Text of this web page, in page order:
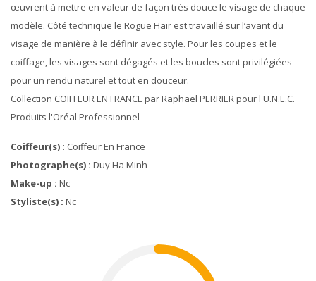
œuvrent à mettre en valeur de façon très douce le visage de chaque
modèle. Côté technique le Rogue Hair est travaillé sur l’avant du
visage de manière à le définir avec style. Pour les coupes et le
coiffage, les visages sont dégagés et les boucles sont privilégiées
pour un rendu naturel et tout en douceur.
Collection COIFFEUR EN FRANCE par Raphaël PERRIER pour l'U.N.E.C.
Produits l'Oréal Professionnel
Coiffeur(s) : Coiffeur En France
Photographe(s) : Duy Ha Minh
Make-up : Nc
Styliste(s) : Nc